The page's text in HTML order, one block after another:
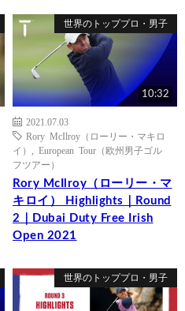
世界のトッププロ・男子
10:32
2021.07.03
Rory McIlroy（ローリー・マキロ
イ）
European Tour（欧州男子ゴル
フツアー）
Rory McIlroy（ローリー・マ
キロイ） Highlights｜Round
2｜Dubai Duty Free Irish
Open 2021
世界のトッププロ・男子